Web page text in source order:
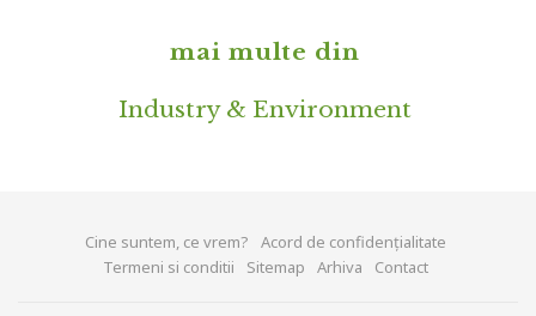
mai multe din
Industry & Environment
Cine suntem, ce vrem?
Acord de confidențialitate
Termeni si conditii
Sitemap Arhiva Contact